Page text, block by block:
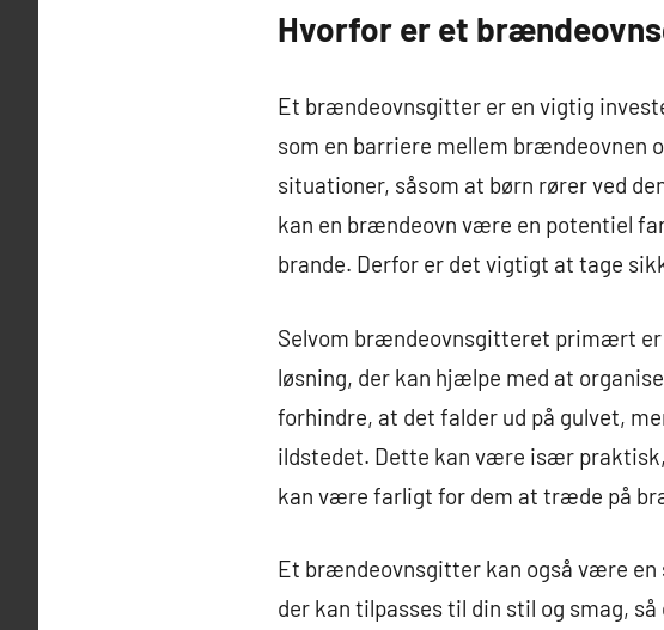
Hvorfor er et
Et brændeovnsgitter er en vigtig
som en barriere mellem brændeovnen
situationer, såsom at børn rører ved
kan en brændeovn være en potentiel
brande. Derfor er det vigtigt at tage
Selvom brændeovnsgitteret primært
løsning, der kan hjælpe med at
forhindre, at det falder ud på gulvet,
ildstedet. Dette kan være især
kan være farligt for dem at træde på
Et brændeovnsgitter kan også være
der kan tilpasses til din stil og smag,